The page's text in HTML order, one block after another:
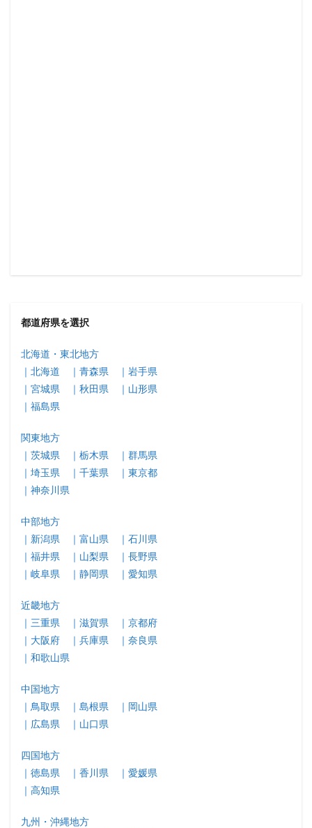
都道府県を選択
北海道・東北地方
｜北海道
｜青森県
｜岩手県
｜宮城県
｜秋田県
｜山形県
｜福島県
関東地方
｜茨城県
｜栃木県
｜群馬県
｜埼玉県
｜千葉県
｜東京都
｜神奈川県
中部地方
｜新潟県
｜富山県
｜石川県
｜福井県
｜山梨県
｜長野県
｜岐阜県
｜静岡県 ｜愛知県
近畿地方
｜三重県
｜滋賀県
｜京都府
｜大阪府
｜兵庫県
｜奈良県
｜和歌山県
中国地方
｜鳥取県
｜島根県
｜岡山県
｜広島県
｜山口県
四国地方
｜徳島県
｜香川県
｜愛媛県
｜高知県
九州・沖縄地方